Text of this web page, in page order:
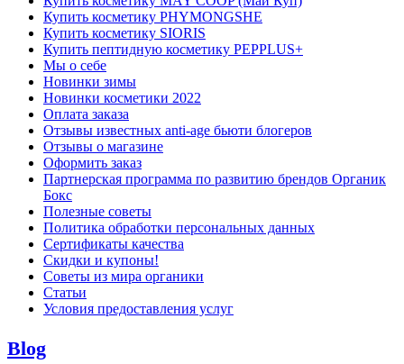
Купить косметику PHYMONGSHE
Купить косметику SIORIS
Купить пептидную косметику PEPPLUS+
Мы о себе
Новинки зимы
Новинки косметики 2022
Оплата заказа
Отзывы известных anti-age бьюти блогеров
Отзывы о магазине
Оформить заказ
Партнерская программа по развитию брендов Органик
Бокс
Полезные советы
Политика обработки персональных данных
Сертификаты качества
Скидки и купоны!
Советы из мира органики
Статьи
Условия предоставления услуг
Blog